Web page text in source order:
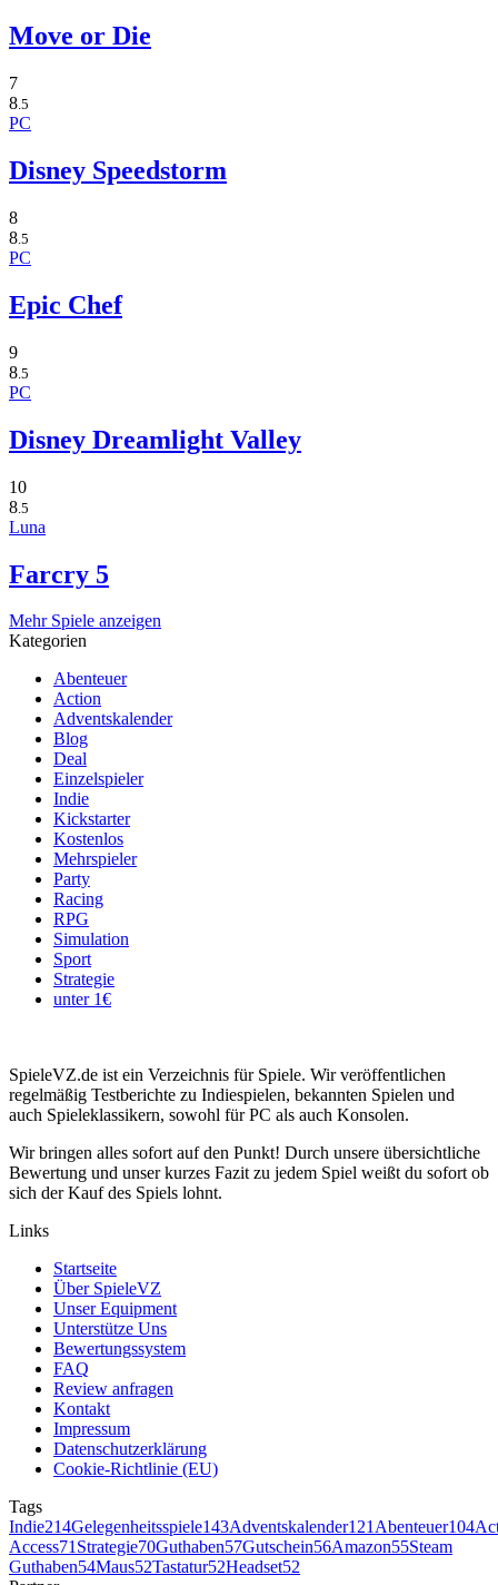
Move or Die
7
8.5
PC
Disney Speedstorm
8
8.5
PC
Epic Chef
9
8 .5
PC
Disney Dreamlight Valley
10
8 .5
Luna
Farcry 5
Mehr Spiele anzeigen
Kategorien
Abenteuer
Action
Adventskalender
Blog
Deal
Einzelspieler
Indie
Kickstarter
Kostenlos
Mehrspieler
Party
Racing
RPG
Simulation
Sport
Strategie
unter 1€
SpieleVZ.de ist ein Verzeichnis für Spiele. Wir veröffentlichen
regelmäßig Testberichte zu Indiespielen, bekannten Spielen und
auch Spieleklassikern, sowohl für PC als auch Konsolen.
Wir bringen alles sofort auf den Punkt! Durch unsere übersichtliche
Bewertung und unser kurzes Fazit zu jedem Spiel weißt du sofort ob
sich der Kauf des Spiels lohnt.
Links
Startseite
Über SpieleVZ
Unser Equipment
Unterstütze Uns
Bewertungssystem
FAQ
Review anfragen
Kontakt
Impressum
Datenschutzerklärung
Cookie-Richtlinie (EU)
Tags
Indie214Gelegenheitsspiele143Adventskalender121Abenteuer104
Access71Strategie70Guthaben57Gutschein56Amazon55Steam
Guthaben54Maus52Tastatur52Headset52